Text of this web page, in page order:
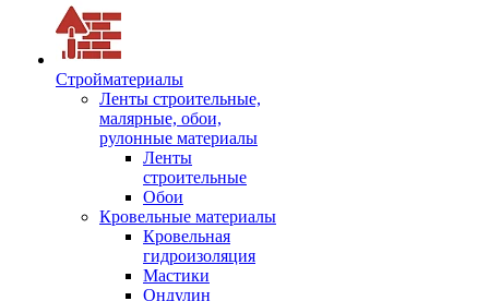
Стройматериалы
Ленты строительные,
малярные, обои,
рулонные материалы
Ленты
строительные
Обои
Кровельные материалы
Кровельная
гидроизоляция
Мастики
Ондулин